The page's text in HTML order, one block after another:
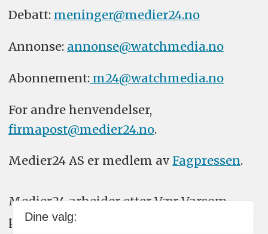
Debatt: meninger@medier24.no
Annonse: annonse@watchmedia.no
Abonnement:m24@watchmedia.no
For andre henvendelser,
firmapost@medier24.no.
Medier24 AS er medlem av Fagpressen.
Medier24 arbeider etter Vær Varsom-
plakatens regler for god presseskikk.
Dine valg: